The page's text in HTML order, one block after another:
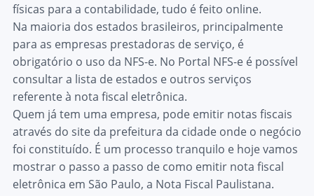
físicas para a contabilidade, tudo é feito online.
Na maioria dos estados brasileiros, principalmente
para as empresas prestadoras de serviço, é
obrigatório o uso da NFS-e. No Portal NFS-eé possível
consultar a lista de estados e outros serviços
referente à nota fiscal eletrônica.
Quem já tem uma empresa, pode emitir notas fiscais
através do site da prefeitura da cidade onde o negócio
foi constituído. É um processo tranquilo e hoje vamos
mostrar o passo a passo de como emitir nota fiscal
eletrônica em São Paulo, a Nota Fiscal Paulistana.